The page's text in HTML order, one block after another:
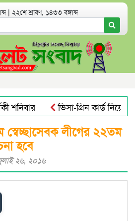
| ২২শে শ্রাবণ, ১৪৩৩ বঙ্গাব্দ
শনিবার
ভিসা-গ্রিন কার্ড নিয়ে
নতুন বাংলাদেশের পথচলা শুরু হবে
স্বেচ্ছাসেবক লীগের ২২তম
হবে
২৬, ২০১৬